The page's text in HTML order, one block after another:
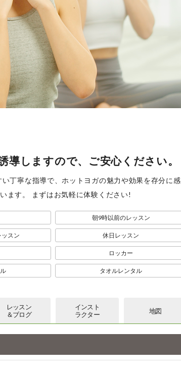
しますので、ご安心ください。
丁寧な指導で、ホットヨガの魅力や効果を存分に感
ます。 まずはお気軽に体験ください!
朝9時以前のレッスン
スン 休日レッスン
ロッカー
タオルレンタル
レッスン
＆ブログ
インスト
ラクター
地図